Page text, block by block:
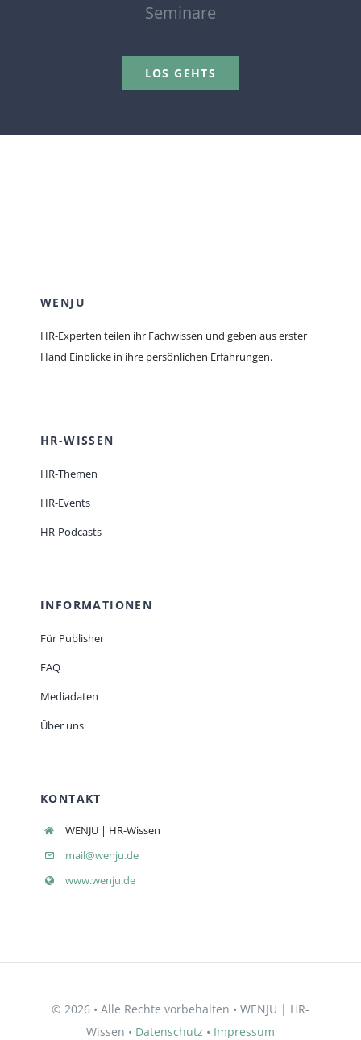
Seminare
LOS GEHTS
WENJU
HR-Experten teilen ihr Fachwissen und geben aus erster
Hand Einblicke in ihre persönlichen Erfahrungen.
HR-WISSEN
HR-Themen
HR-Events
HR-Podcasts
INFORMATIONEN
Für Publisher
FAQ
Mediadaten
Über uns
KONTAKT
WENJU | HR-Wissen
mail@wenju.de
www.wenju.de
© 2026 • Alle Rechte vorbehalten • WENJU | HR-
Wissen • Datenschutz • Impressum